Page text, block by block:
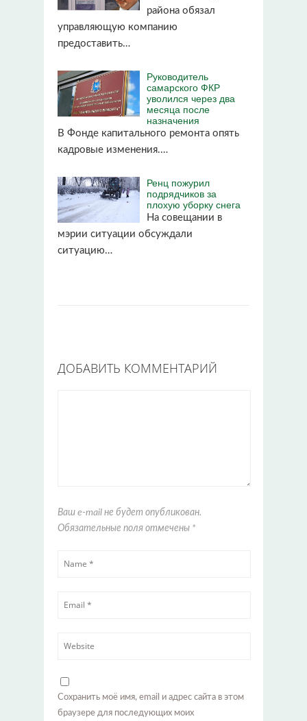
района обязал
управляющую компанию
предоставить…
Руководитель
самарского ФКР
уволился через два
месяца после
назначения
В Фонде капитального ремонта опять
кадровые изменения.…
Ренц пожурил
подрядчиков за
плохую уборку снега
На совещании в
мэрии ситуации обсуждали
ситуацию…
ДОБАВИТЬ КОММЕНТАРИЙ
Ваш e-mail не будет опубликован.
Обязательные поля отмечены *
Сохранить моё имя, email и адрес сайта в этом
браузере для последующих моих